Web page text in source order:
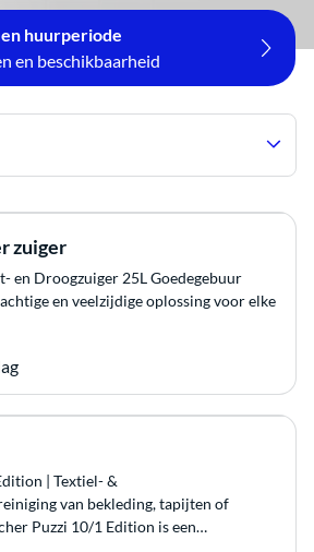
zuiger
en Droogzuiger 25L Goedegebuur
en veelzijdige oplossing voor elke
| Textiel- &
van bekleding, tapijten of
Puzzi 10/1 Edition is een…